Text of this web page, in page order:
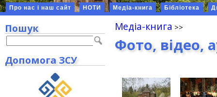
Про нас і наш сайт НОТИ Медіа-книга Бібліотека
Медіа-книга
Фото, відео,
Пошук
Допомога ЗСУ